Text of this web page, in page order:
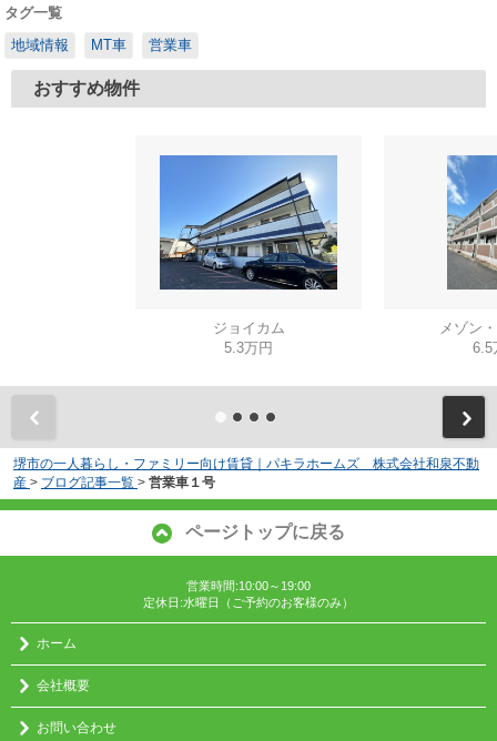
タグ一覧
地域情報
MT車 営業車
おすすめ物件
ジョイカム
5.3万円
メゾン
6.5
堺市の一人暮らし・ファミリー向け賃貸｜パキラホームズ 株式会社和泉不動
産 > ブログ記事一覧 > 営業車１号
ページトップに戻る
営業時間:10:00～19:00
定休日:水曜日（ご予約のお客様のみ）
ホーム
会社概要
お問い合わせ